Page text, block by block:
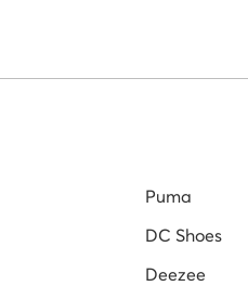
Puma
DC Shoes
Deezee